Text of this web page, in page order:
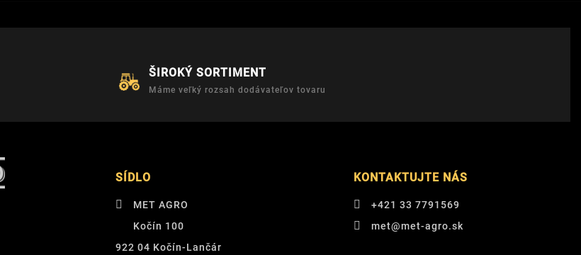
ŠIROKÝ SORTIMENT
Máme veľký rozsah dodávateľov tovaru
SÍDLO
MET AGRO
Kočín 100
922 04 Kočín-Lančár
KONTAKTUJTE NÁS
+421 33 7791569
met@met-agro.sk